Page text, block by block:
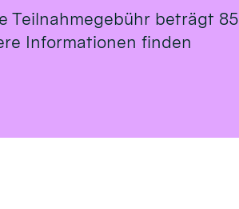
Teilnahmegebühr beträgt 85
Informationen finden